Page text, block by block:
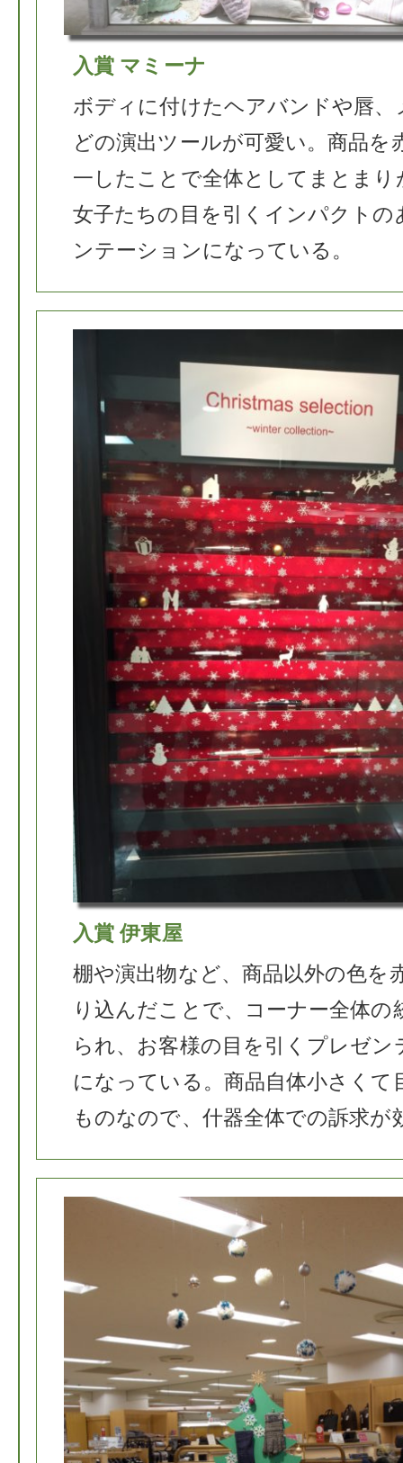
入賞 マミーナ
ボディに付けたヘアバンドや唇、
どの演出ツールが可愛い。商品を
一したことで全体としてまとまり
女子たちの目を引くインパクトの
ンテーションになっている。
入賞 伊東屋
棚や演出物など、商品以外の色を
り込んだことで、コーナー全体の
られ、お客様の目を引くプレゼン
になっている。商品自体小さくて
ものなので、什器全体での訴求が